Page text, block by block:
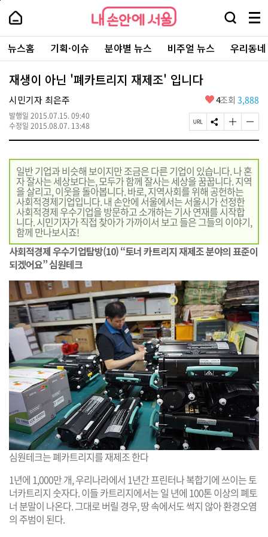
본
로
가
내
손
안
에
서
울
-
서
울
시
대
표
소
포
털
내
손
에
울
검
창
열
기
메
뉴
전
체
보
주
요
서
뉴스홈 기획·이슈 분야별 뉴스 비주얼 뉴스 우리동
재생이 아닌 '폐카트리지 재제조' 입니다
시민기자 최은주
발행일 2015.07.15. 09:40
수정일 2015.08.07. 13:48
좋
요
4조회 3,888
페
이
U
R
L
복
사
S
N
공
유
하
기
글
자
기
크
게
변
경
하
기
글
자
기
작
게
변
일반 기업과 비슷해 보이지만 조금은 다른 기업이 있습니다. 나 혼
자 잘사는 세상보다는, 모두가 함께 잘사는 세상을 꿈꿉니다. 지역
을 살리고, 이웃을 돌아봅니다. 바로, 지역사회를 위해 공헌하는
사회적경제기업입니다. 내 손안에 서울에서는 서울시가 선정한
사회적경제 우수기업을 방문하고 소개하는 기사 연재를 시작합
니다. 시민기자가 직접 찾아가 가까이서 보고 들은 그들의 이야기,
함께 만나보시죠!
사회적경제 우수기업탐방(10) “토너 카트리지 재제조 분야의 표준이
되겠어요” 심원테크
심원테크는 폐카트리지를 재제조 한다
1년에 1,000만 개, 우리나라에서 1년간 프린터나 복합기에 쓰이는 토
너카트리지 숫자다. 이들 카트리지에서는 일 년에 100톤 이상의 폐토
너 분말이 나온다. 그대로 버릴 경우, 땅 속에서도 썩지 않아 환경오염
의 주범이 된다.
페
상
단
로